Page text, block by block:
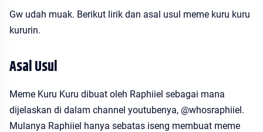
Gw udah muak. Berikut lirik dan asal usul meme kuru kuru
kururin.
Asal Usul
Meme Kuru Kuru dibuat oleh Raphiiel sebagai mana
dijelaskan di dalam channel youtubenya, @whosraphiiel.
Mulanya Raphiiel hanya sebatas iseng membuat meme